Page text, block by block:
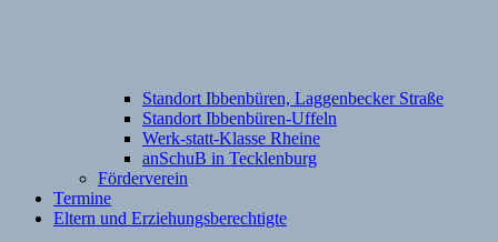
Standort Ibbenbüren, Laggenbecker Straße
Standort Ibbenbüren-Uffeln
Werk-statt-Klasse Rheine
anSchuB in Tecklenburg
Förderverein
Termine
Eltern und Erziehungsberechtigte